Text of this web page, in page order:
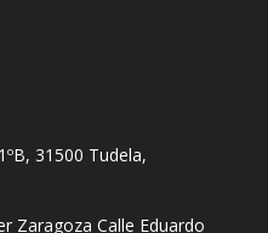
31500 Tudela,
Zaragoza Calle Eduardo